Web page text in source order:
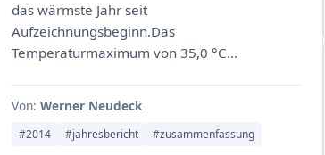
das wärmste Jahr seit
Aufzeichnungsbeginn.Das
Temperaturmaximum von 35,0 °C...
Von: Werner Neudeck
#2014 #jahresbericht #zusammenfassung